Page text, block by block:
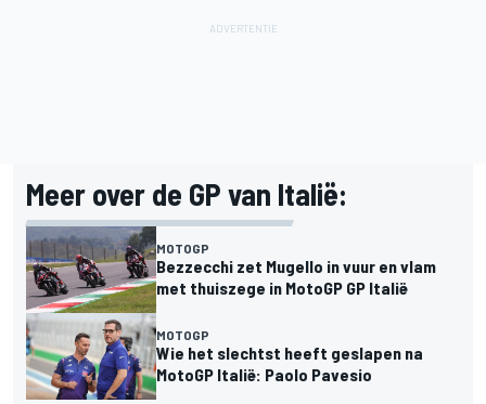
Meer over de GP van Italië:
MOTOGP
Bezzecchi zet Mugello in vuur en vlam
met thuiszege in MotoGP GP Italië
MOTOGP
Wie het slechtst heeft geslapen na
MotoGP Italië: Paolo Pavesio